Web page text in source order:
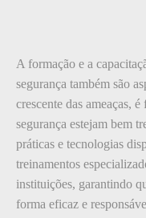
A formação e a
segurança também são
crescente das ameaças,
segurança estejam bem
práticas e tecnologias
treinamentos
instituições, garantindo
forma eficaz e